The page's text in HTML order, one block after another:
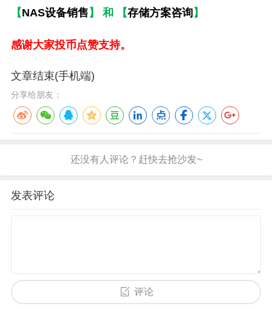
【NAS设备销售 】 和 【存储方案咨询 】
感谢大家投币点赞支持。
文章结束(手机端)
分享给朋友：
发表评论
评论